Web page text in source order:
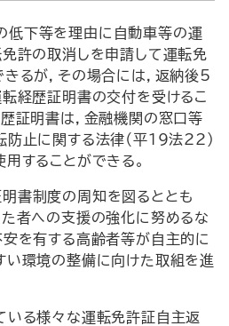
低下等を理由に自動車等の運
許の取消しを申請して運転免
るが，その場合には，返納後5
経歴証明書の交付を受けるこ
証明書は，金融機関の窓口等
止に関する法律（平19法22）
することができる。
書制度の周知を図るととも
者への支援の強化に努めるな
を有する高齢者等が自主的に
い環境の整備に向けた取組を進
いる様々な運転免許証自主返